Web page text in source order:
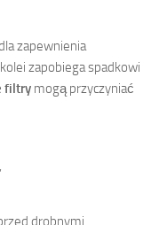
zapewnienia
zapobiega spadkowi
filtry mogą przyczyniać
drobnymi